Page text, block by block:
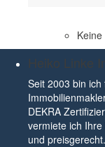
Heiko Linke
Seit 2003 bin
DEKRA
vermiete ich
und